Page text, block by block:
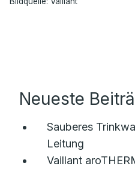
Neueste
Sauberes
Leitung
Vaillant